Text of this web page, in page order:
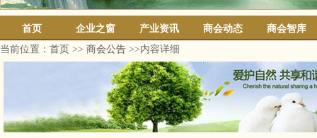
首页 企业之窗 产业资讯 商会动态
商会智库
当前位置： 首页 >> 商会公告 >>内容详细